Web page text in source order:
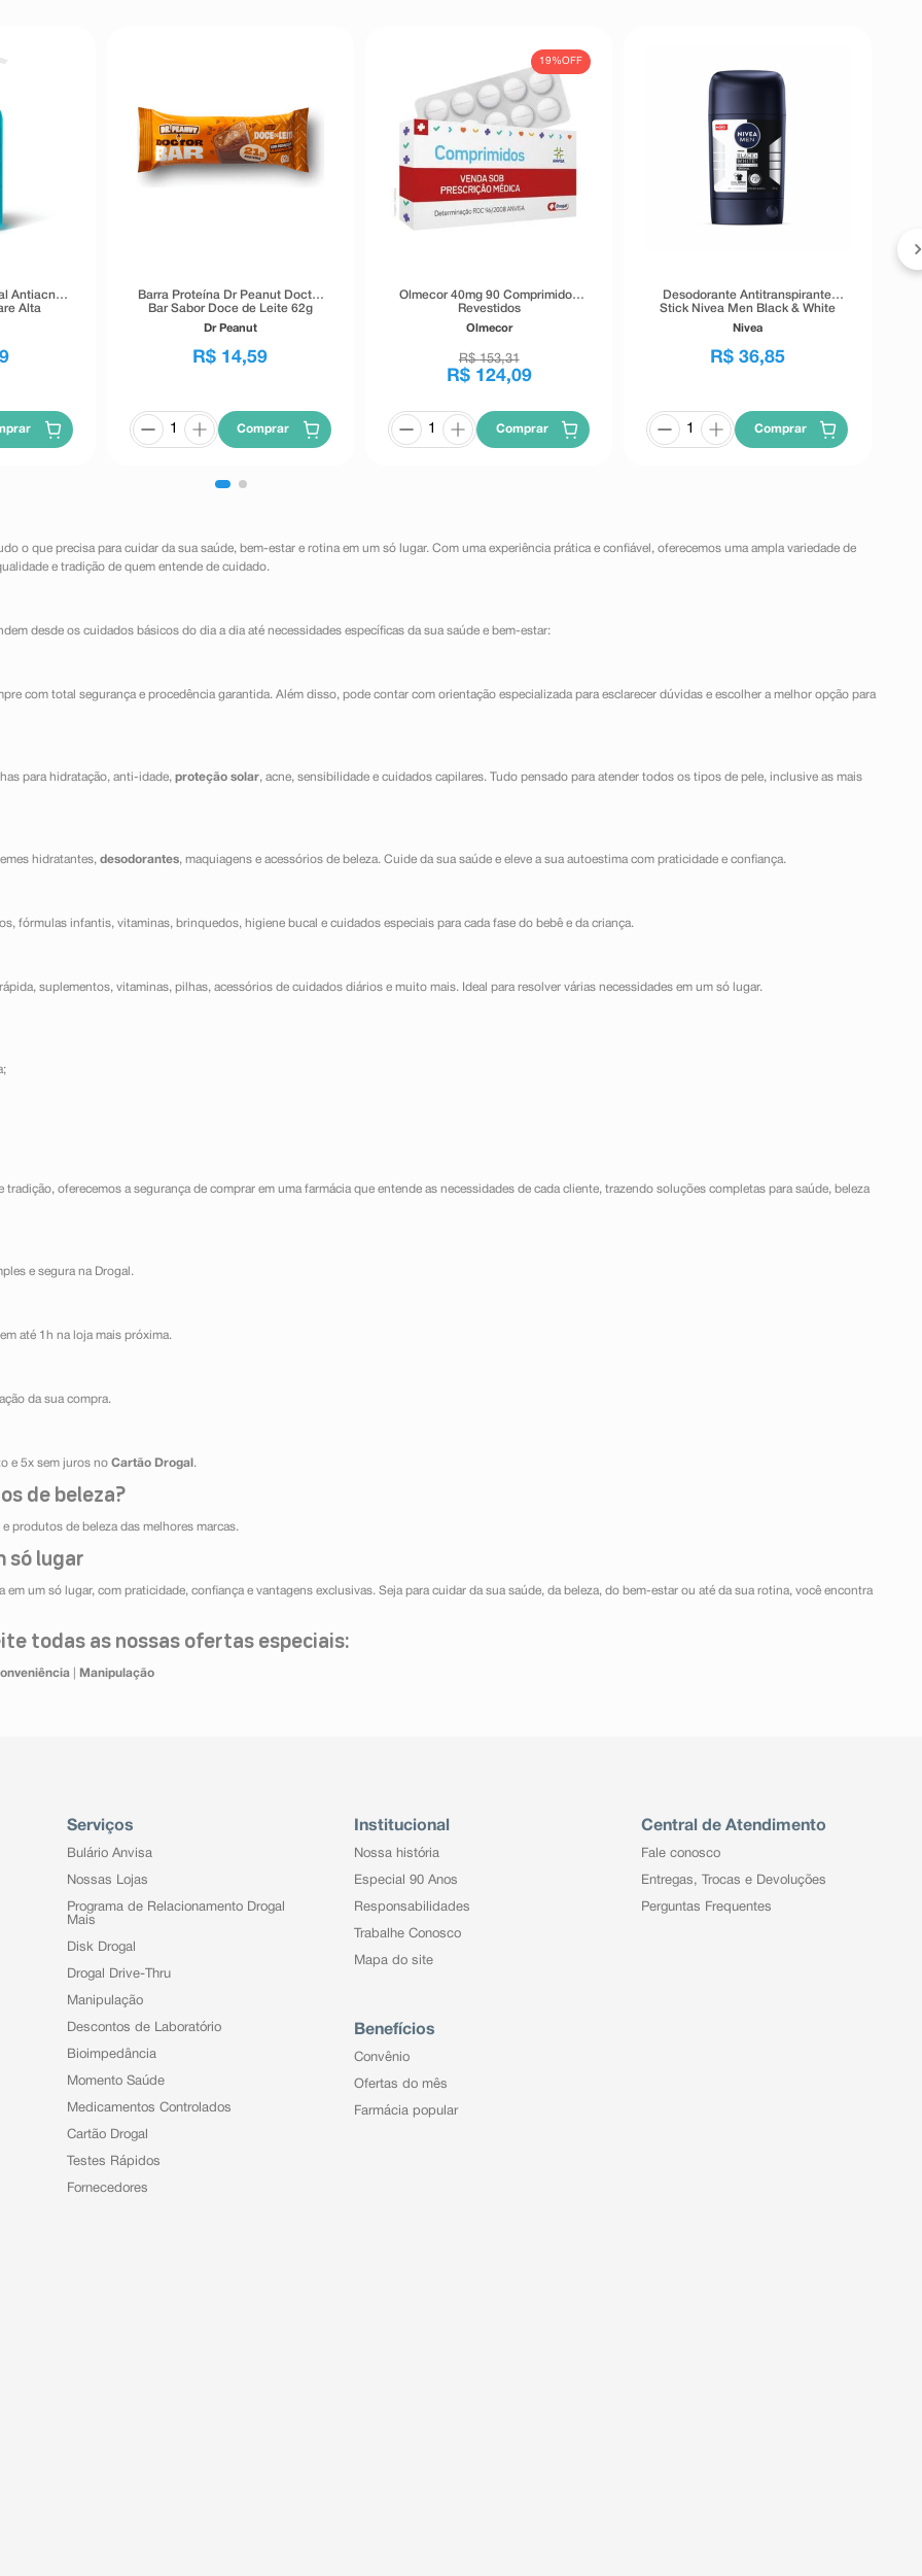
Antiacne
Alta
Barra Proteína Dr Peanut Doctor
Bar Sabor Doce de Leite 62g
Dr Peanut
R$ 14,59
Comprar
19%OFF
Olmecor 40mg 90 Comprimidos
Revestidos
Olmecor
R$ 153,31
R$ 124,09
Comprar
Desodorante Antitranspirante
Stick Nivea Men Black & White
Invisible 72h 54g
Nivea
R$ 36,85
Comprar
o que precisa para cuidar da sua saúde, bem-estar e rotina em um só lugar. Com uma experiência prática e confiável, oferecemos uma ampla variedade de
e tradição de quem entende de cuidado.
desde os cuidados básicos do dia a dia até necessidades específicas da sua saúde e bem-estar:
com total segurança e procedência garantida. Além disso, pode contar com orientação especializada para esclarecer dúvidas e escolher a melhor opção para
para hidratação, anti-idade, proteção solar, acne, sensibilidade e cuidados capilares. Tudo pensado para atender todos os tipos de pele, inclusive as mais
hidratantes, desodorantes, maquiagens e acessórios de beleza. Cuide da sua saúde e eleve a sua autoestima com praticidade e confiança.
fórmulas infantis, vitaminas, brinquedos, higiene bucal e cuidados especiais para cada fase do bebê e da criança.
suplementos, vitaminas, pilhas, acessórios de cuidados diários e muito mais. Ideal para resolver várias necessidades em um só lugar.
oferecemos a segurança de comprar em uma farmácia que entende as necessidades de cada cliente, trazendo soluções completas para saúde, beleza
e segura na Drogal.
até 1h na loja mais próxima.
da sua compra.
e 5x sem juros no Cartão Drogal .
de beleza?
e produtos de beleza das melhores marcas.
só lugar
um só lugar, com praticidade, confiança e vantagens exclusivas. Seja para cuidar da sua saúde, da beleza, do bem-estar ou até da sua rotina, você encontra
todas as nossas ofertas especiais:
Manipulação
Serviços
Bulário Anvisa
Nossas Lojas
Programa de Relacionamento Drogal
Mais
Disk Drogal
Drogal Drive-Thru
Manipulação
Descontos de Laboratório
Bioimpedância
Momento Saúde
Medicamentos Controlados
Cartão Drogal
Testes Rápidos
Fornecedores
Institucional
Nossa história
Especial 90 Anos
Responsabilidades
Trabalhe Conosco
Mapa do site
Benefícios
Convênio
Ofertas do mês
Farmácia popular
Central de Atendimento
Fale conosco
Entregas, Trocas e Devoluções
Perguntas Frequentes